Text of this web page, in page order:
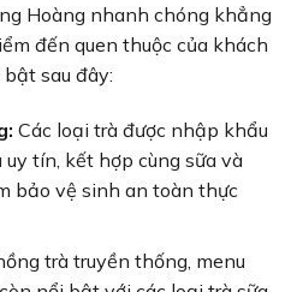
Hoàng nhanh chóng khẳng
đến quen thuộc của khách
sau đây:
Các loại trà được nhập khẩu
tín, kết hợp cùng sữa và
bảo vệ sinh an toàn thực
trà truyền thống, menu